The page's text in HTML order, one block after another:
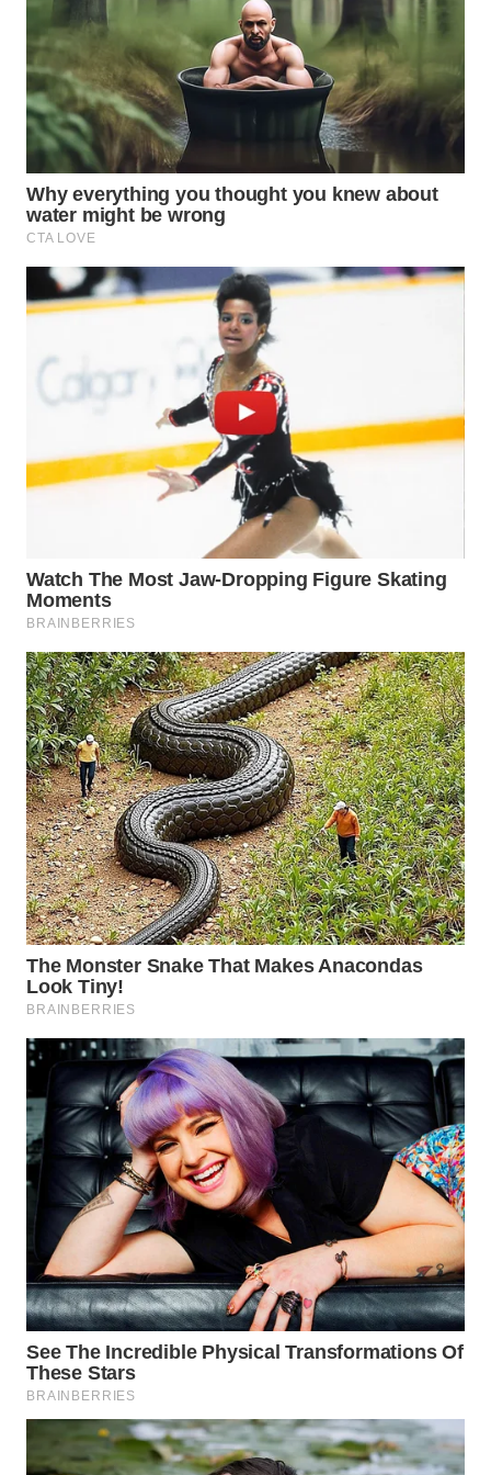
Wahana
Media
Group
WAHANA
NEWS
WAHANA
TANI
WAHANA
INFRASTRUKTUR
WAHANA
KONSUMEN
LISTRIK
WAHANA
TRAVEL
WAHANA
TV
WAHANANEWS
ID
WAHANANEWS
CO ID
WAHANANEWS
NET
WAHANA
SPORT
WAHANA
UMKM
WAHANA
SELEB
WAHANA
PERSONA
WAHANA
OTOMOTIF
WAHANA
HEALTH